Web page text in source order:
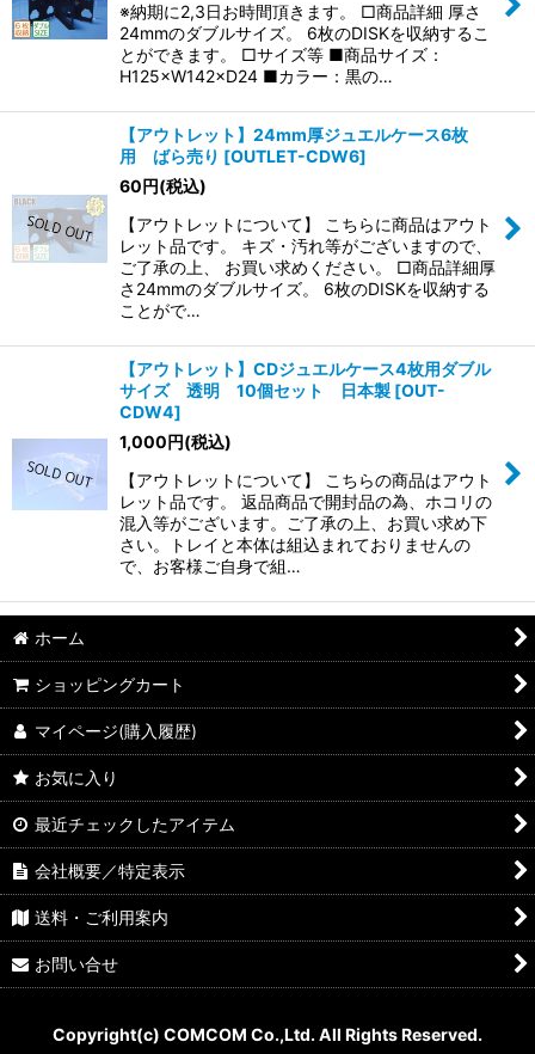
※納期に2,3日お時間頂きます。 □商品詳細 厚さ
24mmのダブルサイズ。 6枚のDISKを収納するこ
とができます。 □サイズ等 ■商品サイズ：
H125×W142×D24 ■カラー：黒の…
【アウトレット】24mm厚ジュエルケース6枚
用 ばら売り [OUTLET-CDW6]
60円(税込)
【アウトレットについて】 こちらに商品はアウト
レット品です。 キズ・汚れ等がございますので、
ご了承の上、 お買い求めください。 □商品詳細厚
さ24mmのダブルサイズ。 6枚のDISKを収納する
ことがで…
【アウトレット】CDジュエルケース4枚用ダブル
サイズ 透明 10個セット 日本製 [OUT-
CDW4]
1,000円(税込)
【アウトレットについて】 こちらの商品はアウト
レット品です。 返品商品で開封品の為、ホコリの
混入等がございます。ご了承の上、お買い求め下
さい。トレイと本体は組込まれておりませんの
で、お客様ご自身で組…
ホーム
ショッピングカート
マイページ(購入履歴)
お気に入り
最近チェックしたアイテム
会社概要／特定表示
送料・ご利用案内
お問い合せ
Copyright(c) COMCOM Co.,Ltd. All Rights Reserved.